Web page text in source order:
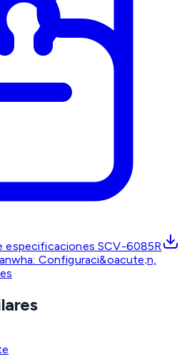
especificaciones SCV-6085R
Configuraci&oacute;n,